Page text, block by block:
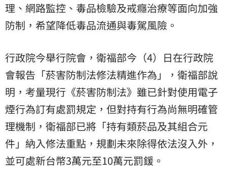
理、網路監控、毒品檢驗及戒癮治療等面向加強
防制，希望降低毒品流通與毒駕風險。
行政院今舉行院會，衛福部今（4）日在行政院
會報告「菸害防制法修法精進作為」，衛福部說
明，考量現行《菸害防制法》雖已針對使用電子
煙行為訂有處罰規定，但對持有行為尚無明確管
理機制，衛福部已將「持有類菸品及其組合元
件」納入修法重點，規劃未來除得依法沒入外，
並可處新台幣3萬元至10萬元罰鍰。